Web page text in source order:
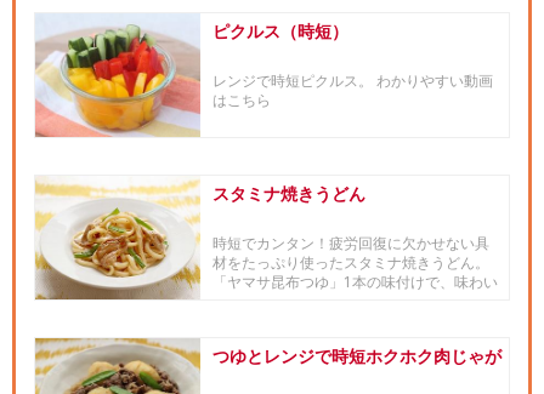
ピクルス（時短）
レンジで時短ピクルス。 わかりやすい動画
はこちら
スタミナ焼きうどん
時短でカンタン！疲労回復に欠かせない具
材をたっぷり使ったスタミナ焼きうどん。
「ヤマサ昆布つゆ」1本の味付けで、味わい
つゆとレンジで時短ホクホク肉じゃが